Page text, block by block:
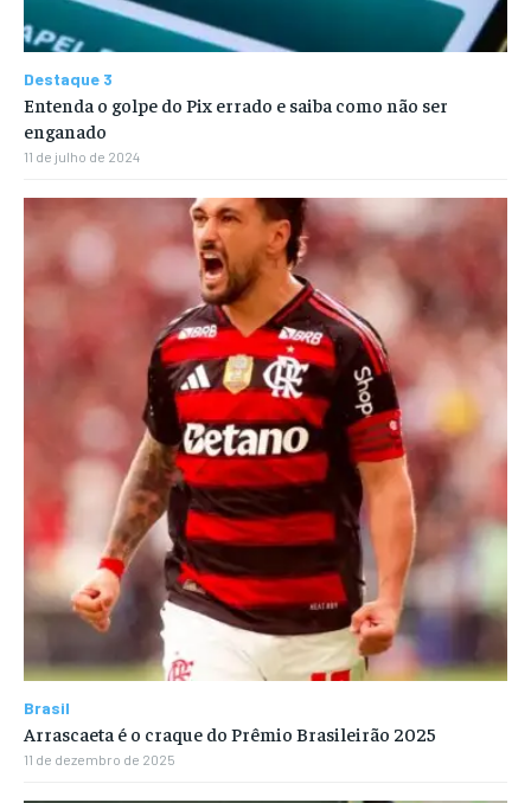
Destaque 3
Entenda o golpe do Pix errado e saiba como não ser
enganado
11 de julho de 2024
Brasil
Arrascaeta é o craque do Prêmio Brasileirão 2025
11 de dezembro de 2025